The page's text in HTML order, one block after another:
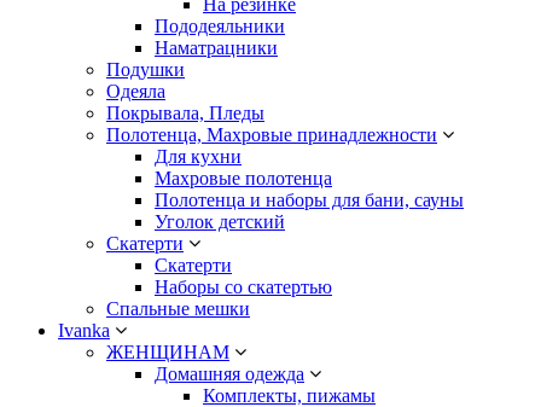
На резинке
Пододеяльники
Наматрацники
Подушки
Одеяла
Покрывала, Пледы
Полотенца, Махровые принадлежности
Для кухни
Махровые полотенца
Полотенца и наборы для бани, сауны
Уголок детский
Скатерти
Скатерти
Наборы со скатертью
Спальные мешки
Ivanka
ЖЕНЩИНАМ
Домашняя одежда
Комплекты, пижамы